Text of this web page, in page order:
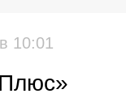
в 10:01